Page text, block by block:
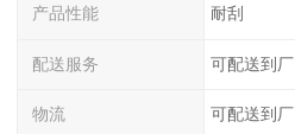
产品性能 耐刮
配送服务 可配送到厂
物流 可配送到厂